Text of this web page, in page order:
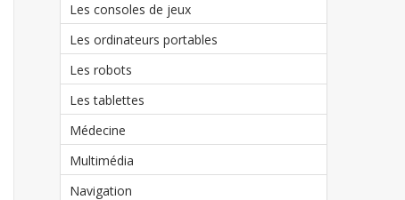
Les consoles de jeux
Les ordinateurs portables
Les robots
Les tablettes
Médecine
Multimédia
Navigation